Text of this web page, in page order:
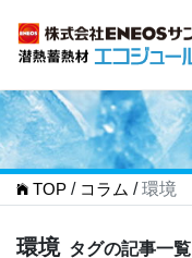
TOP / コラム /環境
環境 タグの記事一覧